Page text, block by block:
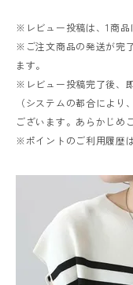
ファッション雑貨
会員ステージ特典プ
ご利用ガイド
※レビュー投稿は、1商品
※ご注文商品の発送が完
ます。
※レビュー投稿完了後、
（システムの都合によ
ございます。あらかじめ
※ポイントのご利用履歴